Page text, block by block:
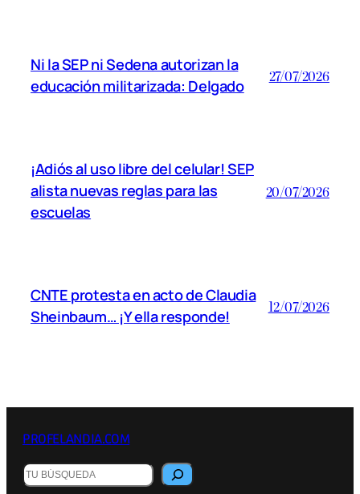
Ni la SEP ni Sedena autorizan la
educación militarizada: Delgado
27/07/2026
¡Adiós al uso libre del celular! SEP
alista nuevas reglas para las
escuelas
20/07/2026
CNTE protesta en acto de Claudia
Sheinbaum… ¡Y ella responde!
12/07/2026
PROFELANDIA.COM
B
u